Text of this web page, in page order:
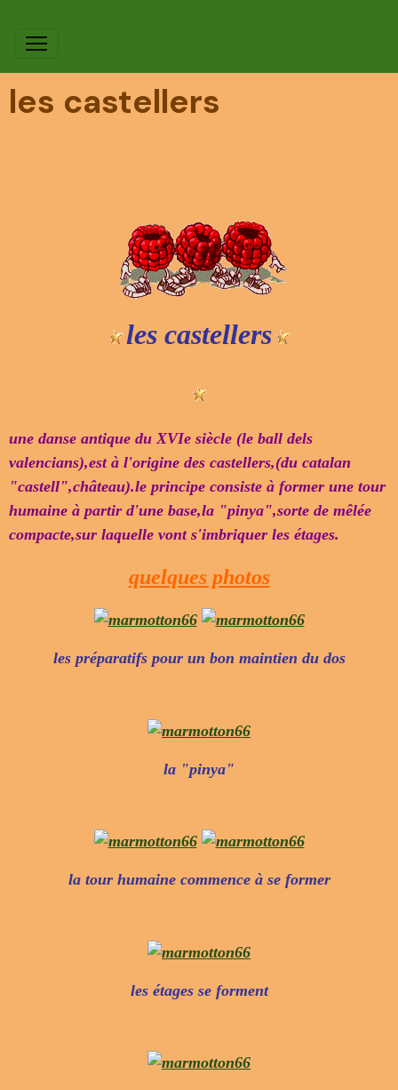
les castellers
les castellers
une danse antique du XVIe siècle (le ball dels
valencians),est à l'origine des castellers,(du catalan
"castell",château).le principe consiste à former une tour
humaine à partir d'une base,la "pinya",sorte de mêlée
compacte,sur laquelle vont s'imbriquer les étages.
quelques photos
les préparatifs pour un bon maintien du dos
la "pinya"
la tour humaine commence à se former
les étages se forment